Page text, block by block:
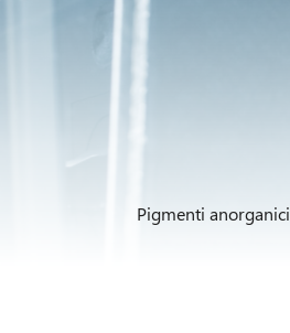
Pigmenti anorganici